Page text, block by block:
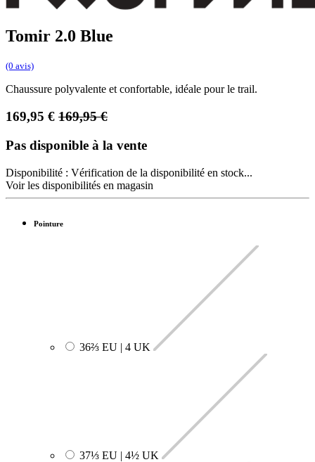
Tomir 2.0 Blue
(0 avis)
Chaussure polyvalente et confortable, idéale pour le trail.
169,95 € 169,95€
Pas disponible à la vente
Disponibilité : Vérification de la disponibilité en stock...
Voir les disponibilités en magasin
Pointure
36⅔ EU | 4 UK
37⅓ EU | 4½ UK